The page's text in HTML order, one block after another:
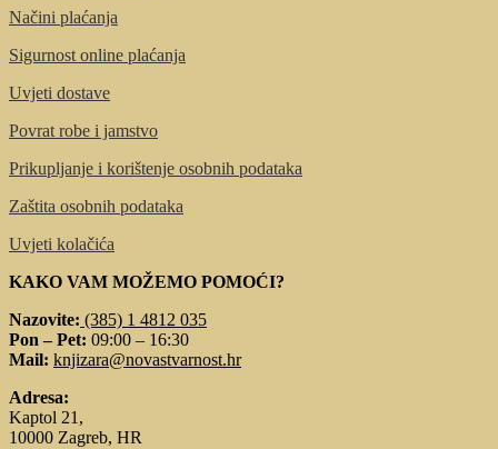
Načini plaćanja
Sigurnost online plaćanja
Uvjeti dostave
Povrat robe i jamstvo
Prikupljanje i korištenje osobnih podataka
Zaštita osobnih podataka
Uvjeti kolačića
KAKO VAM MOŽEMO POMOĆI?
Nazovite: (385) 1 4812 035
Pon – Pet: 09:00 – 16:30
Mail: knjizara@novastvarnost.hr
Adresa:
Kaptol 21,
10000 Zagreb, HR